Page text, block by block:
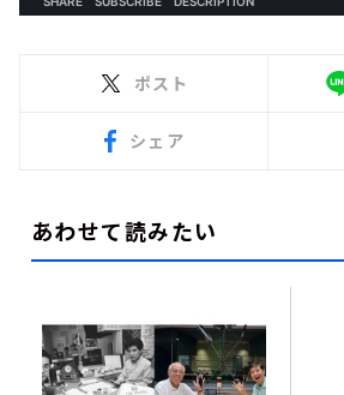
ポスト
シェア
あわせて読みたい